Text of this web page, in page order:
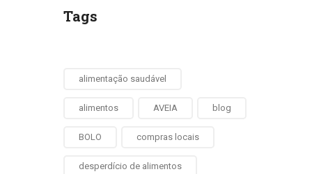
Tags
alimentação saudável
alimentos AVEIA blog
BOLO compras locais
desperdício de alimentos